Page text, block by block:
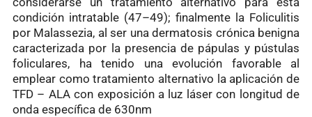
condición intratable (47–49); finalmente la Foliculitis
por Malassezia, al ser una dermatosis crónica benigna
caracterizada por la presencia de pápulas y pústulas
foliculares, ha tenido una evolución favorable al
emplear como tratamiento alternativo la aplicación de
TFD – ALA con exposición a luz láser con longitud de
onda específica de 630nm